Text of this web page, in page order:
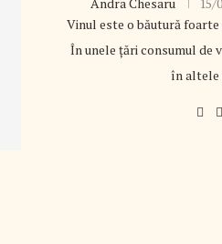
Vinul este o băutură
În unele țări consumul de
în altele